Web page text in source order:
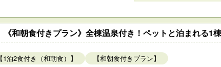
《和朝食付きプラン》全棟温泉付き！ペットと泊まれる1
【1泊2食付き（和朝食）】 【和朝食付きプラン】